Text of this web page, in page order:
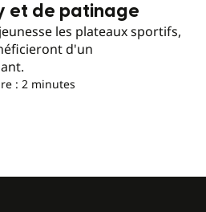
et de patinage
les plateaux sportifs,
d'un
: 2 minutes